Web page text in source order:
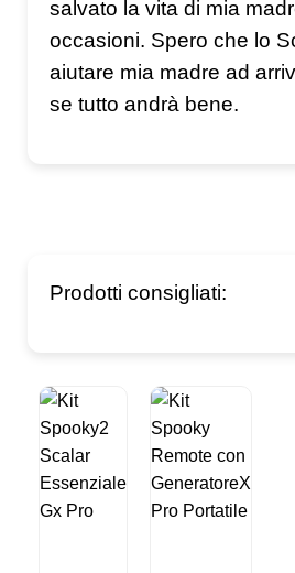
salvato la vita di mia
occasioni. Spero che lo
aiutare mia madre ad
se tutto andrà bene.
Prodotti consigliati: